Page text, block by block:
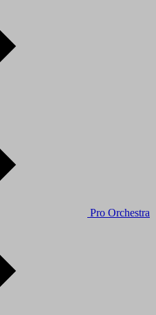
Pro Orchestra